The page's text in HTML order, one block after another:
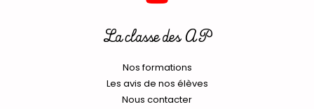
La classe des AP
Nos formations
Les avis de nos élèves
Nous contacter